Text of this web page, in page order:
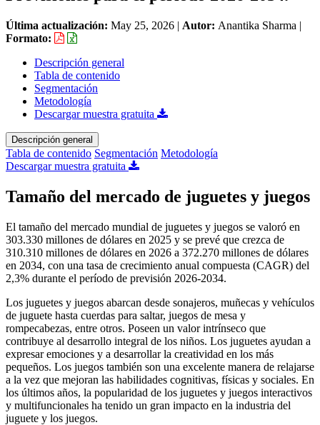
Última actualización: May 25, 2026 | Autor: Anantika Sharma |
Formato:
Descripción general
Tabla de contenido
Segmentación
Metodología
Descargar muestra gratuita
Descripción general
Tabla de contenido Segmentación Metodología
Descargar muestra gratuita
Tamaño del mercado de juguetes y juegos
El tamaño del mercado mundial de juguetes y juegos se valoró en
303.330 millones de dólares en 2025 y se prevé que crezca de
310.310 millones de dólares en 2026 a 372.270 millones de dólares
en 2034, con una tasa de crecimiento anual compuesta (CAGR) del
2,3% durante el período de previsión 2026-2034.
Los juguetes y juegos abarcan desde sonajeros, muñecas y vehículos
de juguete hasta cuerdas para saltar, juegos de mesa y
rompecabezas, entre otros. Poseen un valor intrínseco que
contribuye al desarrollo integral de los niños. Los juguetes ayudan a
expresar emociones y a desarrollar la creatividad en los más
pequeños. Los juegos también son una excelente manera de relajarse
a la vez que mejoran las habilidades cognitivas, físicas y sociales. En
los últimos años, la popularidad de los juguetes y juegos interactivos
y multifuncionales ha tenido un gran impacto en la industria del
juguete y los juegos.